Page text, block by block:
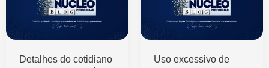
Detalhes do cotidiano
Uso excessivo de